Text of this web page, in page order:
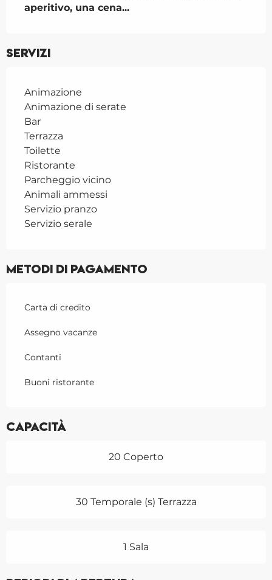
aperitivo, una cena...
Servizi
Animazione
Animazione di serate
Bar
Terrazza
Toilette
Ristorante
Parcheggio vicino
Animali ammessi
Servizio pranzo
Servizio serale
Metodi di pagamento
Carta di credito
Assegno vacanze
Contanti
Buoni ristorante
Capacità
20 Coperto
30 Temporale (s) Terrazza
1 Sala